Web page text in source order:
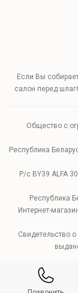
Если Вы
салон перед
Общество с
Республика
Р/с BY39 ALFA
Республика
Интернет-
Свидетельство